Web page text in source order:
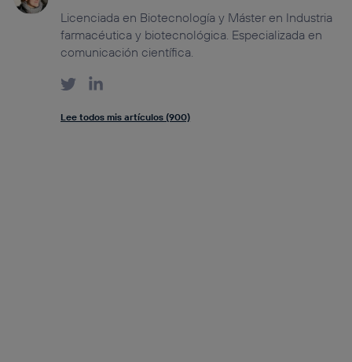
Licenciada en Biotecnología y Máster en Industria
farmacéutica y biotecnológica. Especializada en
comunicación científica.
Lee todos mis artículos (900)